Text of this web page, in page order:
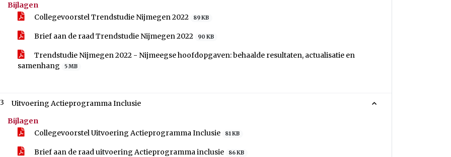
Bijlagen
Collegevoorstel Trendstudie Nijmegen 2022
89 KB
Brief aan de raad Trendstudie Nijmegen 2022 90 KB
Trendstudie Nijmegen 2022 - Nijmeegse hoofdopgaven: behaalde resultaten, actualisatie en
samenhang
5 MB
Uitvoering Actieprogramma Inclusie
Bijlagen
Collegevoorstel Uitvoering Actieprogramma Inclusie
81 KB
Brief aan de raad uitvoering Actieprogramma inclusie 86 KB